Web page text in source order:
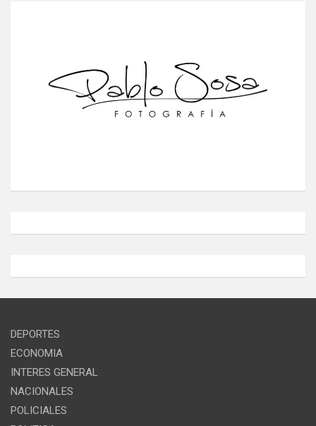
DEPORTES
ECONOMIA
INTERES GENERAL
NACIONALES
POLICIALES